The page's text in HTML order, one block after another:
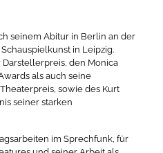
seinem Abitur in Berlin an der
in Leipzig.
den Monica
als auch seine
sowie des Kurt
seiner starken
im Sprechfunk, für